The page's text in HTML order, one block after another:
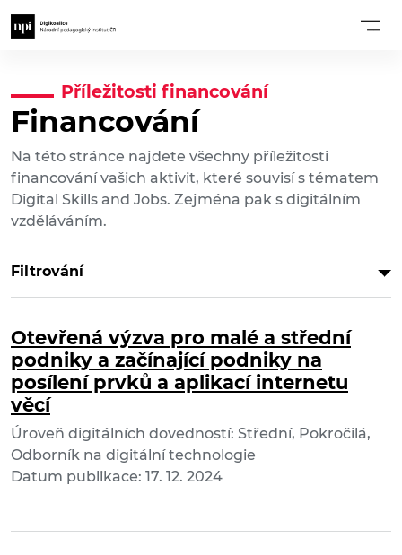
Příležitosti financování
Financování
Na této stránce najdete všechny příležitosti
financování vašich aktivit, které souvisí s tématem
Digital Skills and Jobs. Zejména pak s digitálním
vzděláváním.
Filtrování
Otevřená výzva pro malé a střední
podniky a začínající podniky na
posílení prvků a aplikací internetu
věcí
Úroveň digitálních dovedností: Střední, Pokročilá,
Odborník na digitální technologie
Datum publikace: 17. 12. 2024